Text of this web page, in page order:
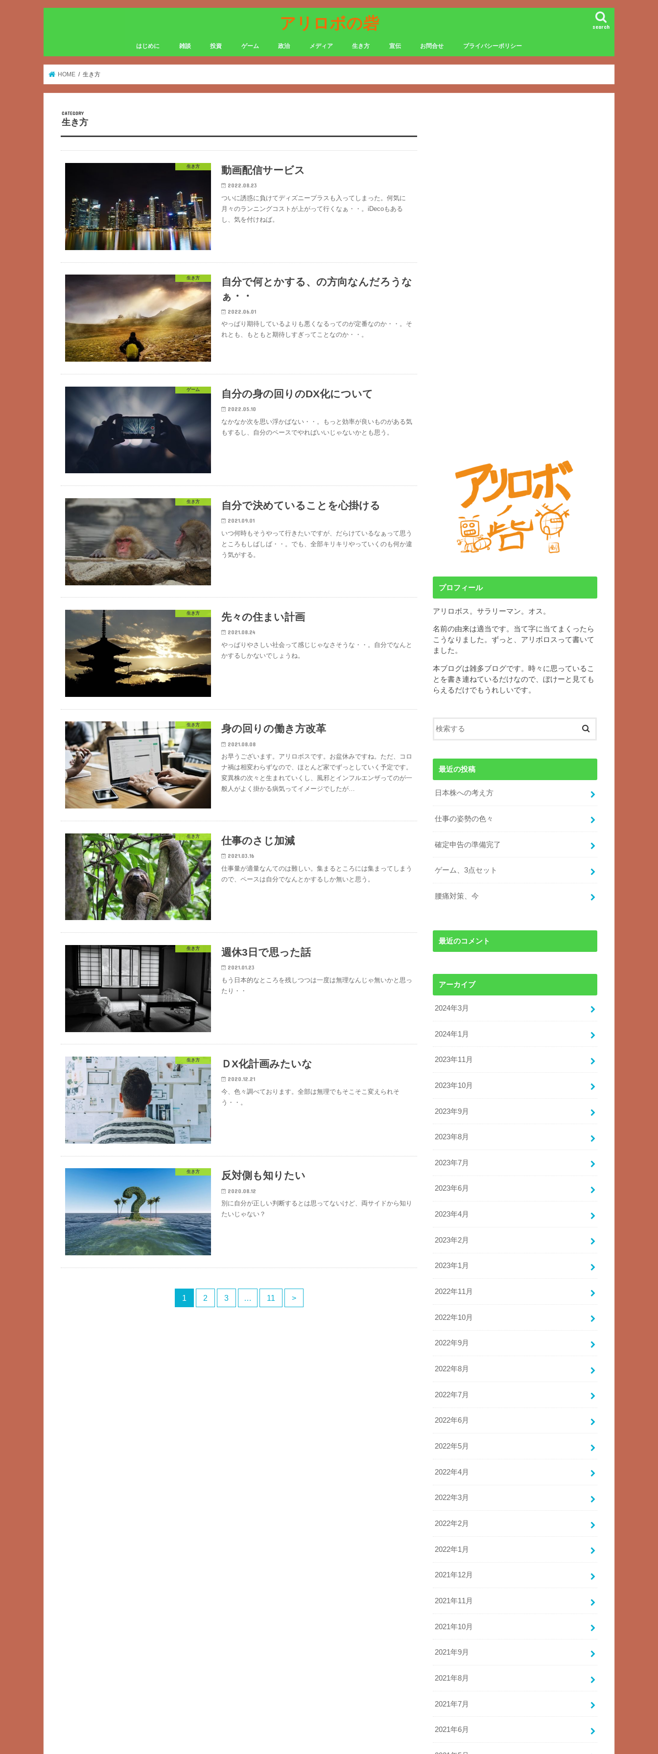
アリロボの砦 search
はじめに 雑談 投資 ゲーム 政治 メディア 生き方 宣伝 お問合せ プライバシーポリシー
HOME 生き方
生き方
生き方 動画配信サービス
2022.08.23
ついに誘惑に負けてディズニープラスも入ってしまった。何気に
月々のランニングコストが上がって行くなぁ・・。iDecoもある
し、気を付けねば。
生き方
自分で何とかする、の方向なんだろうな
ぁ・・
2022.06.01
やっぱり期待しているよりも悪くなるってのが定番なのか・・。そ
れとも、もともと期待しすぎってことなのか・・。
ゲーム 自分の身の回りのDX化について
2022.05.10
なかなか次を思い浮かばない・・。もっと効率が良いものがある気
もするし、自分のペースでやればいいじゃないかとも思う。
生き方 自分で決めていることを心掛ける
2021.09.01
いつ何時もそうやって行きたいですが、だらけているなぁって思う
ところもしばしば・・。でも、全部キリキリやっていくのも何か違
う気がする。
生き方 先々の住まい計画
2021.08.24
やっぱりやさしい社会って感じじゃなさそうな・・。自分でなんと
かするしかないでしょうね。
生き方 身の回りの働き方改革
2021.08.08
お早うございます。アリロボスです。お盆休みですね。ただ、コロ
ナ禍は相変わらずなので、ほとんど家でずっとしていく予定です。
変異株の次々と生まれていくし、風邪とインフルエンザってのが一
般人がよく掛かる病気ってイメージでしたが…
生き方 仕事のさじ加減
2021.03.16
仕事量が適量なんてのは難しい。集まるところには集まってしまう
ので、ペースは自分でなんとかするしか無いと思う。
生き方 週休3日で思った話
2021.01.23
もう日本的なところを残しつつは一度は無理なんじゃ無いかと思っ
たり・・
生き方 ＤX化計画みたいな
2020.12.21
今、色々調べております。全部は無理でもそこそこ変えられそ
う・・。
生き方 反対側も知りたい
2020.08.12
別に自分が正しい判断するとは思ってないけど、両サイドから知り
たいじゃない？
1 2 3 … 11 >
プロフィール
アリロボス。サラリーマン。オス。
名前の由来は適当です。当て字に当てまくったら
こうなりました。ずっと、アリボロスって書いて
ました。
本ブログは雑多ブログです。時々に思っているこ
とを書き連ねているだけなので、ぼけーと見ても
らえるだけでもうれしいです。
最近の投稿
日本株への考え方
仕事の姿勢の色々
確定申告の準備完了
ゲーム、3点セット
腰痛対策、今
最近のコメント
アーカイブ
2024年3月
2024年1月
2023年11月
2023年10月
2023年9月
2023年8月
2023年7月
2023年6月
2023年4月
2023年2月
2023年1月
2022年11月
2022年10月
2022年9月
2022年8月
2022年7月
2022年6月
2022年5月
2022年4月
2022年3月
2022年2月
2022年1月
2021年12月
2021年11月
2021年10月
2021年9月
2021年8月
2021年7月
2021年6月